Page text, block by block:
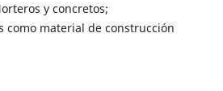
y concretos;
como material de construcción